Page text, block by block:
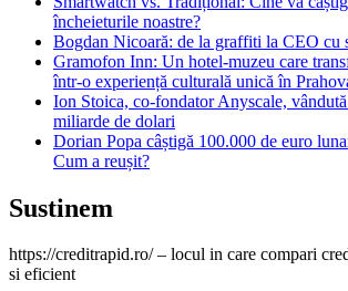
încheieturile noastre?
Bogdan Nicoară: de la graffiti la CEO cu
Gramofon Inn: Un hotel-muzeu care
într-o experiență culturală unică în
Ion Stoica, co-fondator Anyscale,
miliarde de dolari
Dorian Popa câștigă 100.000 de euro
Cum a reușit?
Sustinem
https://creditrapid.ro/ – locul in care compari
si eficient